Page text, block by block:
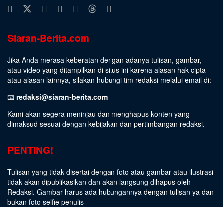
Siaran-Berita.com
Jika Anda merasa keberatan dengan adanya tulisan, gambar,
atau video yang ditampilkan di situs ini karena alasan hak cipta
atau alasan lainnya, silakan hubungi tim redaksi melalui email di:
📧 redaksi@siaran-berita.com
Kami akan segera meninjau dan menghapus konten yang
dimaksud sesuai dengan kebijakan dan pertimbangan redaksi.
PENTING!
Tulisan yang tidak disertai dengan foto atau gambar atau ilustrasi
tidak akan dipublikasikan dan akan langsung dihapus oleh
Redaksi. Gambar harus ada hubungannya dengan tulisan ya dan
bukan foto selfie penulis